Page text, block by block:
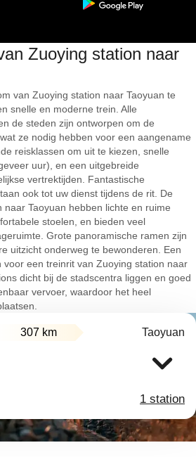
Zuoying station naar
van Zuoying station naar Taoyuan te
snelle en moderne trein. Alle
de steden zijn ontworpen om de
ze nodig hebben voor een aangename
reisklassen om uit te kiezen, snelle
uur), en een uitgebreide
vertrektijden. Fantastische
ook tot uw dienst tijdens de rit. De
Taoyuan hebben lichte en ruime
stoelen, en bieden veel
Grote panoramische ramen zijn
uitzicht onderweg te bewonderen. Een
een treinrit van Zuoying station naar
dicht bij de stadscentra liggen en goed
vervoer, waardoor het heel
307 km Taoyuan
1 station